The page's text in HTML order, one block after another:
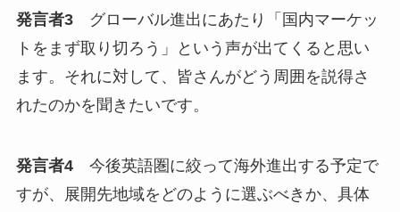
発言者3グローバル進出にあたり「国内マーケッ
トをまず取り切ろう」という声が出てくると思い
ます。それに対して、皆さんがどう周囲を説得さ
れたのかを聞きたいです。
発言者4今後英語圏に絞って海外進出する予定で
すが、展開先地域をどのように選ぶべきか、具体